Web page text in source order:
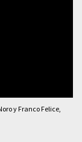
y Franco Felice,